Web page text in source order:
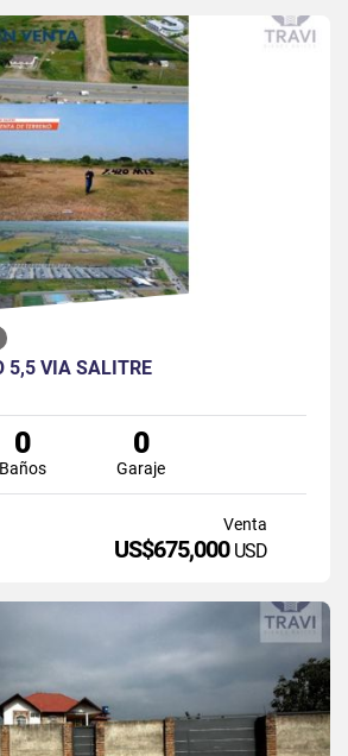
5,5 VÍA SALITRE
0
Baños
0
Garaje
Venta
US$675,000 USD